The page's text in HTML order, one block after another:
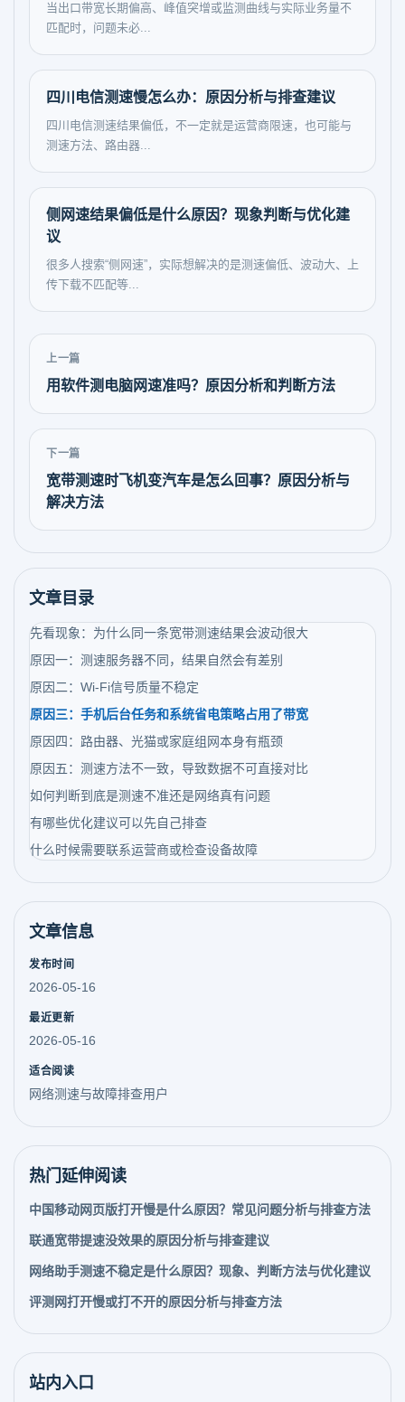
当出口带宽长期偏高、峰值突增或监测曲线与实际业务量不
匹配时，问题未必...
四川电信测速慢怎么办：原因分析与排查建议
四川电信测速结果偏低，不一定就是运营商限速，也可能与
测速方法、路由器...
侧网速结果偏低是什么原因？现象判断与优化建
议
很多人搜索“侧网速”，实际想解决的是测速偏低、波动大、上
传下载不匹配等...
上一篇
用软件测电脑网速准吗？原因分析和判断方法
下一篇
宽带测速时飞机变汽车是怎么回事？原因分析与
解决方法
文章目录
先看现象：为什么同一条宽带测速结果会波动很大
原因一：测速服务器不同，结果自然会有差别
原因二：Wi-Fi信号质量不稳定
原因三：手机后台任务和系统省电策略占用了带宽
原因四：路由器、光猫或家庭组网本身有瓶颈
原因五：测速方法不一致，导致数据不可直接对比
如何判断到底是测速不准还是网络真有问题
有哪些优化建议可以先自己排查
什么时候需要联系运营商或检查设备故障
文章信息
发布时间
2026-05-16
最近更新
2026-05-16
适合阅读
网络测速与故障排查用户
热门延伸阅读
中国移动网页版打开慢是什么原因？常见问题分析与排查方法
联通宽带提速没效果的原因分析与排查建议
网络助手测速不稳定是什么原因？现象、判断方法与优化建议
评测网打开慢或打不开的原因分析与排查方法
站内入口